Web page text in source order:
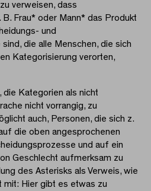
verweisen, dass
Frau* oder Mann* das Produkt
und
die alle Menschen, die sich
Kategorisierung verorten,
die Kategorien als nicht
nicht vorrangig, zu
auch, Personen, die sich z.
die oben angesprochenen
und auf ein
Geschlecht aufmerksam zu
des Asterisks als Verweis, wie
mit: Hier gibt es etwas zu